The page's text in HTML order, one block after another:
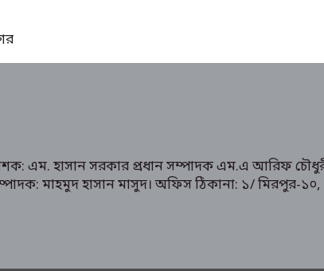
এম. হাসান সরকার প্রধান সম্পাদক এম.এ আরিফ
সম্পাদক: মাহমুদ হাসান মাসুদ। অফিস ঠিকানা: ১/